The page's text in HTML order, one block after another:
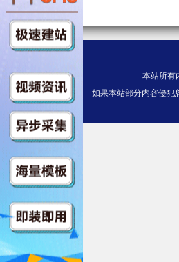
本站所有
如果本站部分内容侵犯